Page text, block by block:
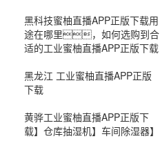
黑科技蜜柚直播APP正版下载用
途在哪里，如何选购到合
适的工业蜜柚直播APP正版下载
黑龙江 工业蜜柚直播APP正版
下载
黄骅工业蜜柚直播APP正版下
载】仓库抽湿机】车间除湿器】